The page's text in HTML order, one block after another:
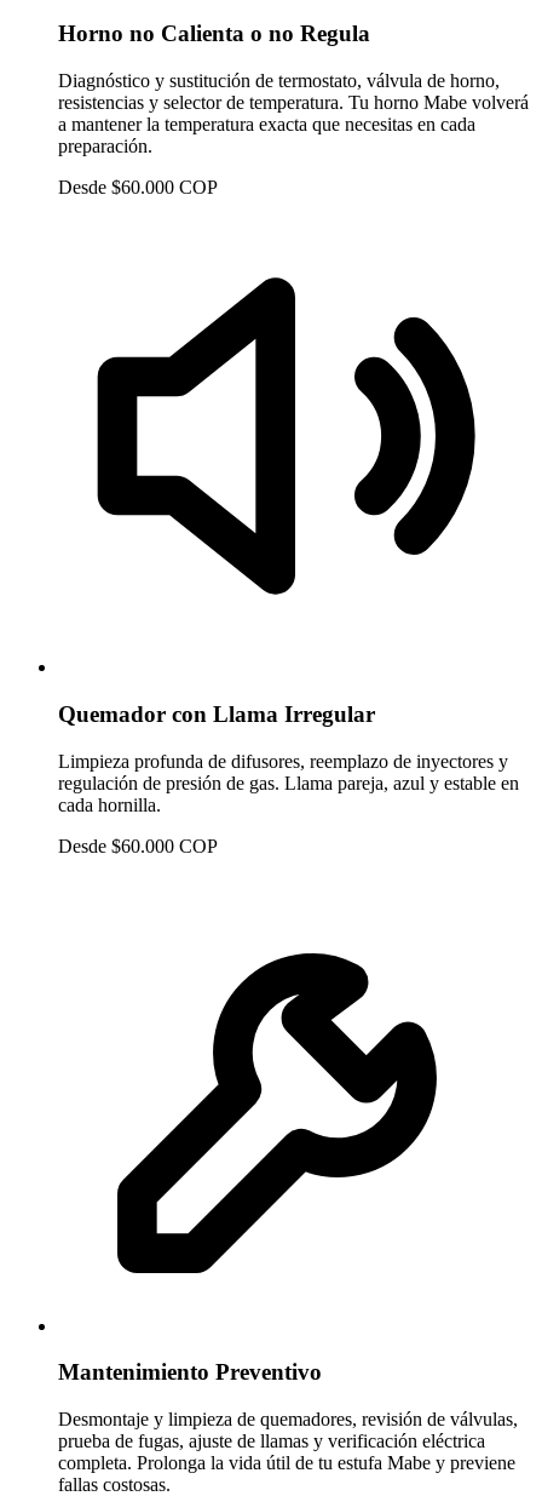
Horno no Calienta o no Regula
Diagnóstico y sustitución de termostato, válvula de horno,
resistencias y selector de temperatura. Tu horno Mabe volverá
a mantener la temperatura exacta que necesitas en cada
preparación.
Desde $60.000 COP
Quemador con Llama Irregular
Limpieza profunda de difusores, reemplazo de inyectores y
regulación de presión de gas. Llama pareja, azul y estable en
cada hornilla.
Desde $60.000 COP
Mantenimiento Preventivo
Desmontaje y limpieza de quemadores, revisión de válvulas,
prueba de fugas, ajuste de llamas y verificación eléctrica
completa. Prolonga la vida útil de tu estufa Mabe y previene
fallas costosas.